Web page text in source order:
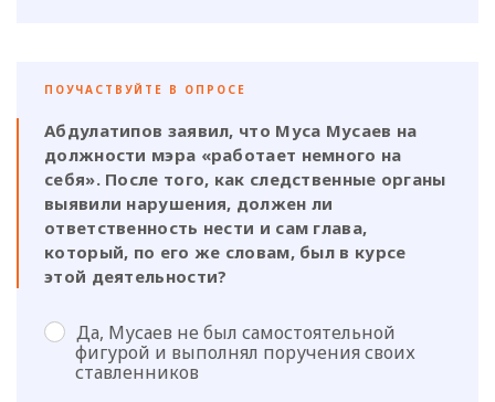
ПОУЧАСТВУЙТЕ В ОПРОСЕ
Абдулатипов заявил, что Муса Мусаев на
должности мэра «работает немного на
себя». После того, как следственные органы
выявили нарушения, должен ли
ответственность нести и сам глава,
который, по его же словам, был в курсе
этой деятельности?
Да, Мусаев не был самостоятельной
фигурой и выполнял поручения своих
ставленников